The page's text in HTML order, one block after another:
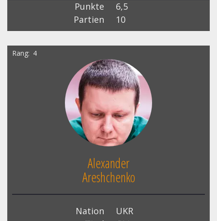
Punkte
6,5
Partien
10
Rang 4
Alexander
Areshchenko
Nation
UKR